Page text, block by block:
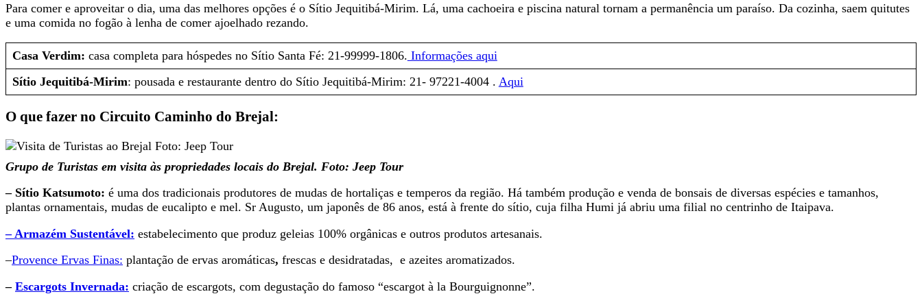
Para comer e aproveitar o dia, uma das melhores opções é o Sítio Jequitibá-Mirim. Lá, uma cachoeira e piscina natural tornam a permanência um paraíso. Da cozinha, saem quitutes
e uma comida no fogão à lenha de comer ajoelhado rezando.
Casa Verdim: casa completa para hóspedes no Sítio Santa Fé: 21-99999-1806. Informações aqui
Sítio Jequitibá-Mirim: pousada e restaurante dentro do Sítio Jequitibá-Mirim: 21- 97221-4004 . Aqui
O que fazer no Circuito Caminho do Brejal:
Grupo de Turistas em visita às propriedades locais do Brejal. Foto: Jeep Tour
– Sítio Katsumoto: é uma dos tradicionais produtores de mudas de hortaliças e temperos da região. Há também produção e venda de bonsais de diversas espécies e tamanhos,
plantas ornamentais, mudas de eucalipto e mel. Sr Augusto, um japonês de 86 anos, está à frente do sítio, cuja filha Humi já abriu uma filial no centrinho de Itaipava.
– Armazém Sustentável: estabelecimento que produz geleias 100% orgânicas e outros produtos artesanais.
–Provence Ervas Finas: plantação de ervas aromáticas, frescas e desidratadas, e azeites aromatizados.
– Escargots Invernada: criação de escargots, com degustação do famoso “escargot à la Bourguignonne”.